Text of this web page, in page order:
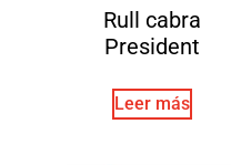
Rull cabra
President
Leer más